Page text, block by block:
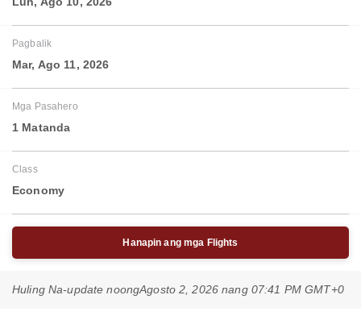
Pagbalik
Mar, Ago 11, 2026
Mga Pasahero
1 Matanda
Class
Economy
Hanapin ang mga Flights
Huling Na-update noongAgosto 2, 2026 nang 07:41 PM GMT+0